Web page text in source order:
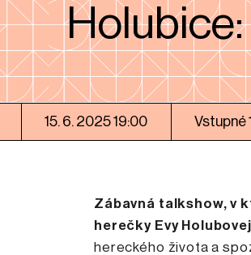
Holubice:
15. 6. 2025 19:00 Vstupné
Zábavná talkshow, v
herečky Evy
hereckého života a